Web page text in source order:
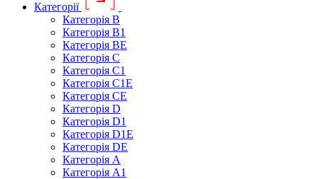
Категорії
Категорія B
Категорія B1
Категорія BE
Категорія C
Категорія C1
Категорія C1E
Категорія CE
Категорія D
Категорія D1
Категорія D1E
Категорія DE
Категорія А
Категорія А1